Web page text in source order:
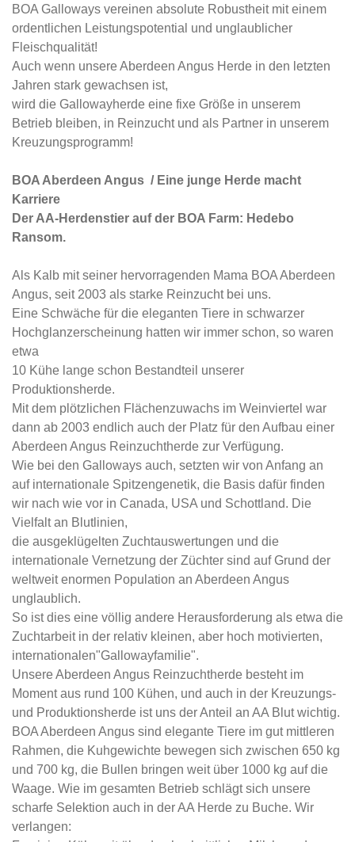
BOA Galloways vereinen absolute Robustheit mit einem
ordentlichen Leistungspotential und unglaublicher
Fleischqualität!
Auch wenn unsere Aberdeen Angus Herde in den letzten
Jahren stark gewachsen ist,
wird die Gallowayherde eine fixe Größe in unserem
Betrieb bleiben, in Reinzucht und als Partner in unserem
Kreuzungsprogramm!
BOA Aberdeen Angus / Eine junge Herde macht
Karriere
Der AA-Herdenstier auf der BOA Farm: Hedebo
Ransom.
Als Kalb mit seiner hervorragenden Mama BOA Aberdeen
Angus, seit 2003 als starke Reinzucht bei uns.
Eine Schwäche für die eleganten Tiere in schwarzer
Hochglanzerscheinung hatten wir immer schon, so waren
etwa
10 Kühe lange schon Bestandteil unserer
Produktionsherde.
Mit dem plötzlichen Flächenzuwachs im Weinviertel war
dann ab 2003 endlich auch der Platz für den Aufbau einer
Aberdeen Angus Reinzuchtherde zur Verfügung.
Wie bei den Galloways auch, setzten wir von Anfang an
auf internationale Spitzengenetik, die Basis dafür finden
wir nach wie vor in Canada, USA und Schottland. Die
Vielfalt an Blutlinien,
die ausgeklügelten Zuchtauswertungen und die
internationale Vernetzung der Züchter sind auf Grund der
weltweit enormen Population an Aberdeen Angus
unglaublich.
So ist dies eine völlig andere Herausforderung als etwa die
Zuchtarbeit in der relativ kleinen, aber hoch motivierten,
internationalen"Gallowayfamilie".
Unsere Aberdeen Angus Reinzuchtherde besteht im
Moment aus rund 100 Kühen, und auch in der Kreuzungs-
und Produktionsherde ist uns der Anteil an AA Blut wichtig.
BOA Aberdeen Angus sind elegante Tiere im gut mittleren
Rahmen, die Kuhgewichte bewegen sich zwischen 650 kg
und 700 kg, die Bullen bringen weit über 1000 kg auf die
Waage. Wie im gesamten Betrieb schlägt sich unsere
scharfe Selektion auch in der AA Herde zu Buche. Wir
verlangen: